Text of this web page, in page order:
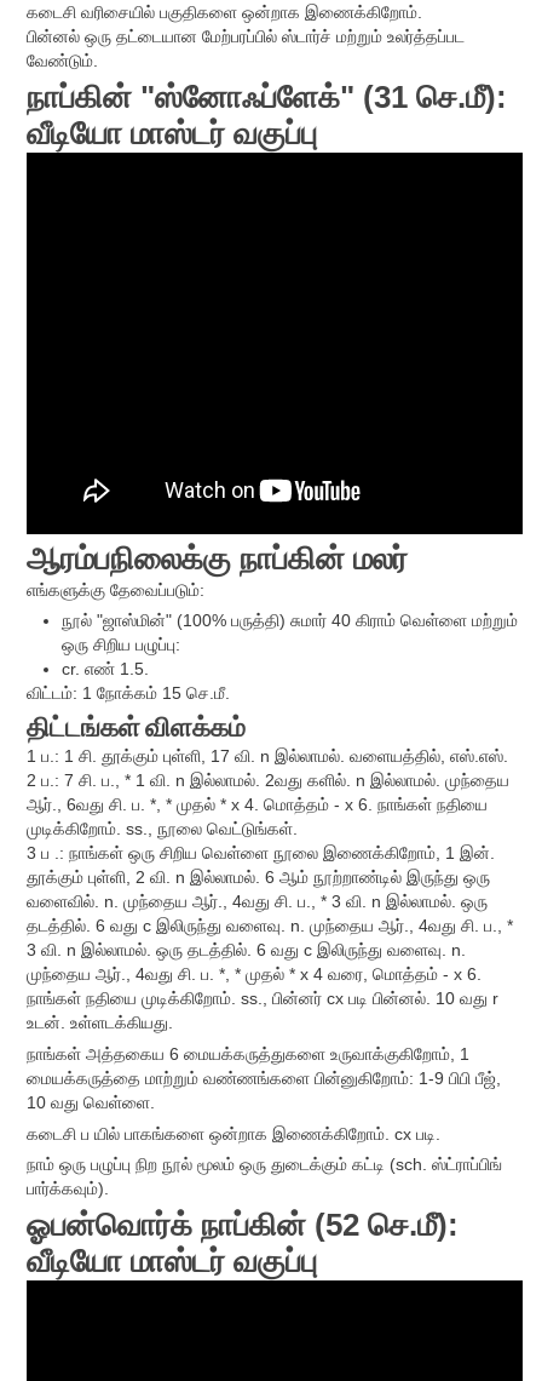
கடைசி வரிசையில் பகுதிகளை ஒன்றாக இணைக்கிறோம்.
பின்னல் ஒரு தட்டையான மேற்பரப்பில் ஸ்டார்ச் மற்றும் உலர்த்தப்பட
வேண்டும்.
நாப்கின் "ஸ்னோஃப்ளேக்" (31 செ.மீ):
வீடியோ மாஸ்டர் வகுப்பு
ஆரம்பநிலைக்கு நாப்கின் மலர்
எங்களுக்கு தேவைப்படும்:
நூல் "ஜாஸ்மின்" (100% பருத்தி) சுமார் 40 கிராம் வெள்ளை மற்றும்
ஒரு சிறிய பழுப்பு:
cr. எண் 1.5.
விட்டம்: 1 நோக்கம் 15 செ.மீ.
திட்டங்கள்விளக்கம்
1 ப.: 1 சி. தூக்கும் புள்ளி, 17 வி. n இல்லாமல். வளையத்தில், எஸ்.எஸ்.
2 ப.: 7 சி. ப., * 1 வி. n இல்லாமல். 2வது களில். n இல்லாமல். முந்தைய
ஆர்., 6வது சி. ப. *, * முதல் * x 4. மொத்தம் - x 6. நாங்கள் நதியை
முடிக்கிறோம். ss., நூலை வெட்டுங்கள்.
3 ப .: நாங்கள் ஒரு சிறிய வெள்ளை நூலை இணைக்கிறோம், 1 இன்.
தூக்கும் புள்ளி, 2 வி. n இல்லாமல். 6 ஆம் நூற்றாண்டில் இருந்து ஒரு
வளைவில். n. முந்தைய ஆர்., 4வது சி. ப., * 3 வி. n இல்லாமல். ஒரு
தடத்தில். 6 வது c இலிருந்து வளைவு. n. முந்தைய ஆர்., 4வது சி. ப., *
3 வி. n இல்லாமல். ஒரு தடத்தில். 6 வது c இலிருந்து வளைவு. n.
முந்தைய ஆர்., 4வது சி. ப. *, * முதல் * x 4 வரை, மொத்தம் - x 6.
நாங்கள் நதியை முடிக்கிறோம். ss., பின்னர் cx படி பின்னல். 10 வது r
உடன். உள்ளடக்கியது.
நாங்கள் அத்தகைய 6 மையக்கருத்துகளை உருவாக்குகிறோம், 1
மையக்கருத்தை மாற்றும் வண்ணங்களை பின்னுகிறோம்: 1-9 பிபி பீஜ்,
10 வது வெள்ளை.
கடைசி ப யில் பாகங்களை ஒன்றாக இணைக்கிறோம். cx படி.
நாம் ஒரு பழுப்பு நிற நூல் மூலம் ஒரு துடைக்கும் கட்டி (sch. ஸ்ட்ராப்பிங்
பார்க்கவும்).
ஓபன்வொர்க் நாப்கின் (52 செ.மீ):
வீடியோ மாஸ்டர் வகுப்பு